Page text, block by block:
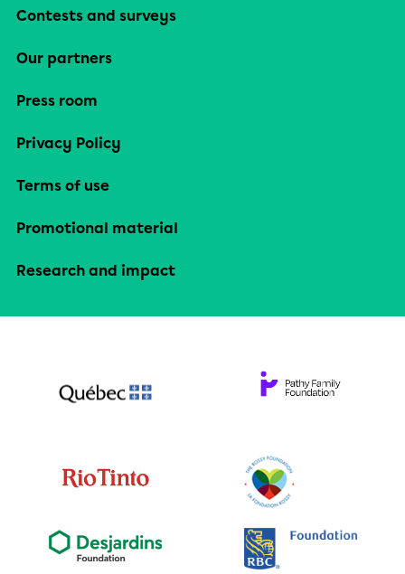
Contests and surveys
Our partners
Press room
Privacy Policy
Terms of use
Promotional material
Research and impact